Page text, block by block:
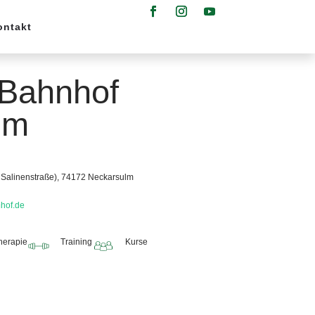
74172 Neckarsulm
Training Kurse